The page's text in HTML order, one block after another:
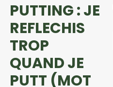
PUTTING : JE
REFLECHIS
TROP
QUAND JE
PUTT (MOT